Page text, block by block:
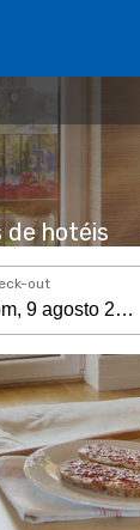
de hotéis
out